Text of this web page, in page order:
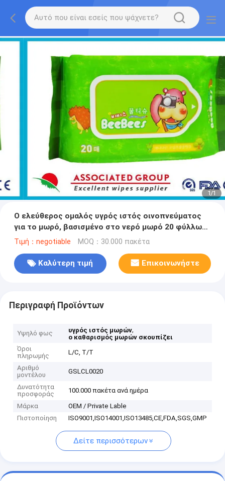
1/1
Ο ελεύθερος ομαλός υγρός ιστός οινοπνεύματος
για το μωρό, βασισμένο στο νερό μωρό 20 φύλλων
σκουπίζει
Τιμή：negotiable MOQ：30.000 πακέτα
Καλύτερη τιμή Επικοινωνήστε
Περιγραφή Προϊόντων
Υψηλό φως υγρός ιστός μωρών,
ο καθαρισμός μωρών σκουπίζει
Όροι
πληρωμής
L/C, T/T
Αριθμό
μοντέλου
GSLCL0020
Δυνατότητα
προσφοράς
100.000 πακέτα ανά ημέρα
Μάρκα
OEM / Private Lable
Πιστοποίηση
ISO9001,ISO14001,ISO13485,CE,FDA,SGS,GMP
Δείτε περισσότερων